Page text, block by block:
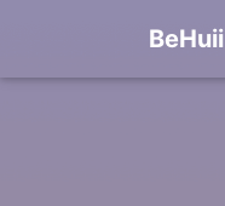
BeHuii